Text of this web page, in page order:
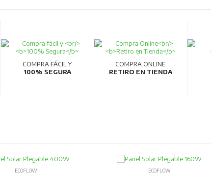
COMPRA FÁCIL Y
100% SEGURA
COMPRA ONLINE
RETIRO EN TIENDA
ECOFLOW ECOFLOW